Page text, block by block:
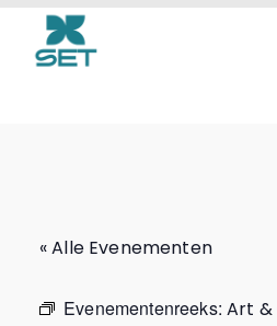
Art & Craft
« Alle Evenementen
Evenementenreeks:Art &